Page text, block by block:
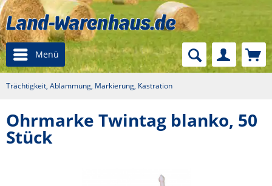
Menü
Trächtigkeit, Ablammung, Markierung, Kastration
Ohrmarke Twintag blanko, 50
Stück